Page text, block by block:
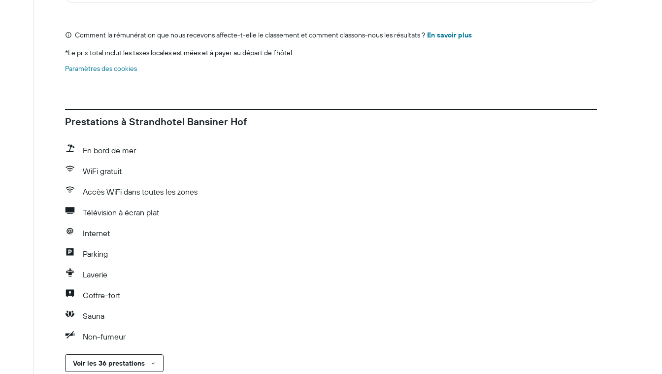
Comment la rémunération que nous recevons affecte-t-elle le classement et comment classons-nous les résultats ? En savoir plus
*Le prix total inclut les taxes locales estimées et à payer au départ de l’hôtel.
Paramètres des cookies
Prestations à Strandhotel Bansiner Hof
En bord de mer
WiFi gratuit
Accès WiFi dans toutes les zones
Télévision à écran plat
Internet
Parking
Laverie
Coffre-fort
Sauna
Non-fumeur
Voir les 36 prestations